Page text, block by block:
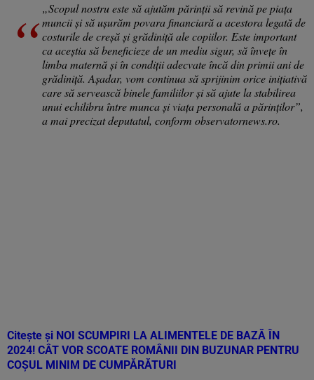
„Scopul nostru este să ajutăm părinţii să revină pe piaţa
muncii şi să uşurăm povara financiară a acestora legată de
costurile de creşă şi grădiniţă ale copiilor. Este important
ca aceştia să beneficieze de un mediu sigur, să înveţe în
limba maternă şi în condiţii adecvate încă din primii ani de
grădiniţă. Aşadar, vom continua să sprijinim orice iniţiativă
care să servească binele familiilor şi să ajute la stabilirea
unui echilibru între munca şi viaţa personală a părinţilor”,
a mai precizat deputatul, conform observatornews.ro.
Citește și NOI SCUMPIRI LA ALIMENTELE DE BAZĂ ÎN
2024! CÂT VOR SCOATE ROMÂNII DIN BUZUNAR PENTRU
COȘUL MINIM DE CUMPĂRĂTURI